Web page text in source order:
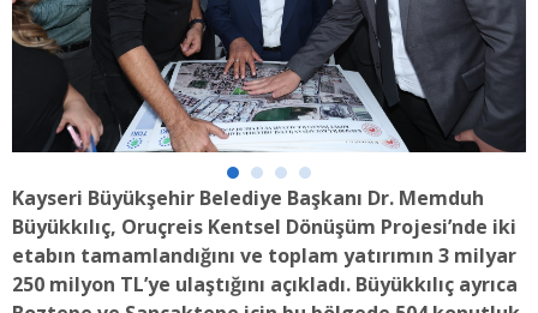
Kayseri Büyükşehir Belediye Başkanı Dr. Memduh
Büyükkılıç, Oruçreis Kentsel Dönüşüm Projesi’nde iki
etabın tamamlandığını ve toplam yatırımın 3 milyar
250 milyon TL’ye ulaştığını açıkladı. Büyükkılıç ayrıca